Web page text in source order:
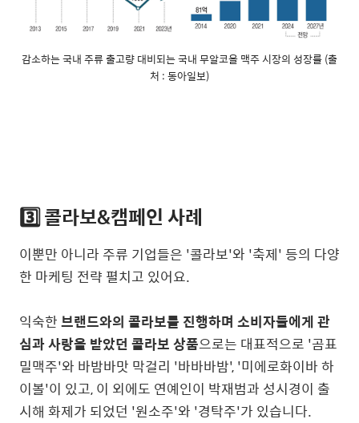
감소하는 국내 주류 출고량 대비되는 국내 무알코올 맥주 시장의 성장률 (출
처 : 동아일보)
3️⃣ 콜라보&캠페인 사례
이뿐만 아니라 주류 기업들은 '콜라보'와 '축제' 등의 다양
한 마케팅 전략 펼치고 있어요.
익숙한브랜드와의 콜라보를 진행하며 소비자들에게 관
심과 사랑을 받았던 콜라보 상품으로는 대표적으로 '곰표
밀맥주'와 바밤바맛 막걸리 '바바바밤', '미에로화이바 하
이볼'이 있고, 이 외에도 연예인이 박재범과 성시경이 출
시해 화제가 되었던 '원소주'와 '경탁주'가 있습니다.